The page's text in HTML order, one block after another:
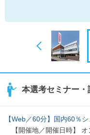
本選考セミナー・
【Web／60分】国内60％
【開催地／開催日時】